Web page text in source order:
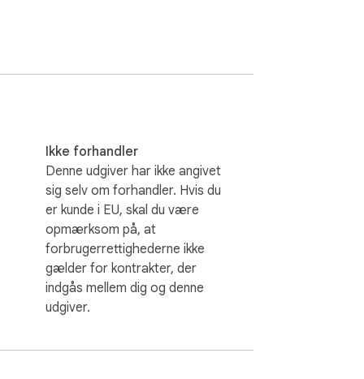
memer at opdage.
Ikke forhandler
Denne udgiver har ikke angivet
sig selv om forhandler. Hvis du
er kunde i EU, skal du være
opmærksom på, at
forbrugerrettighederne ikke
gælder for kontrakter, der
indgås mellem dig og denne
udgiver.